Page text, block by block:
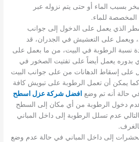
بسبب الماء أو حتى يتم نزوله عبر
للماء.
الذي يعمل على الدخول إلى جوانب
ويعمل على التعشيش في الجدران، قد
نسبة الرطوبة في البيت، من ما بعمل على
بدوره يعمل أيضاً على تفتيت الصخور في
على إسقاط الدهانات من على جوانب البيت
يمكن أن تعمل الرطوبة على تبويش كافة
حالة أنه تم وضع افضل شركة عزل اسطح
دخول الرطوبة من أي مكان إلى السطح
عدم تسلل الرطوبة إلى داخل المباني
إلى داخل المباني في حالة عدم وضع